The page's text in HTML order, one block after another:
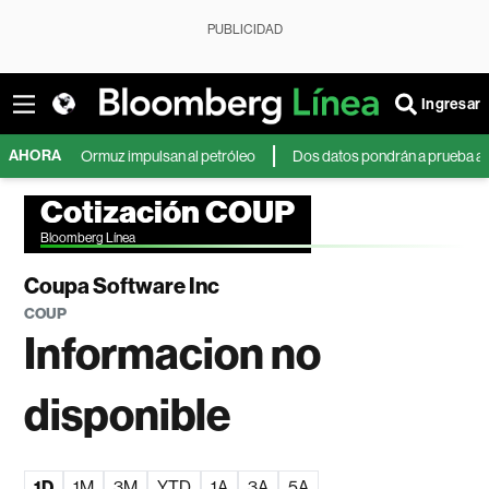
PUBLICIDAD
Ingresar
AHORA
Ormuz impulsan al petróleo Dos datos pondrán a prueba al dólar y
Cotización COUP
Bloomberg Línea
Coupa Software Inc
COUP
Informacion no
disponible